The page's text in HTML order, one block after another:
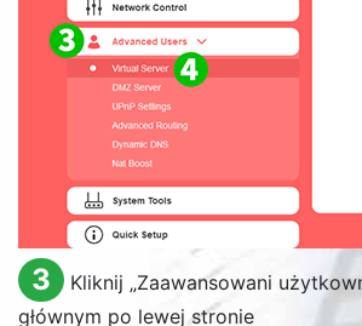
3
Kliknij „Zaawansowani
głównym po lewej stronie